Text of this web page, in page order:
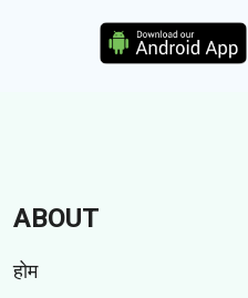
ABOUT
होम